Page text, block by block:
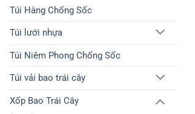
Túi Hàng Chống Sốc
Túi lưới nhựa
Túi Niêm Phong Chống Sốc
Túi vải bao trái cây
Xốp Bao Trái Cây